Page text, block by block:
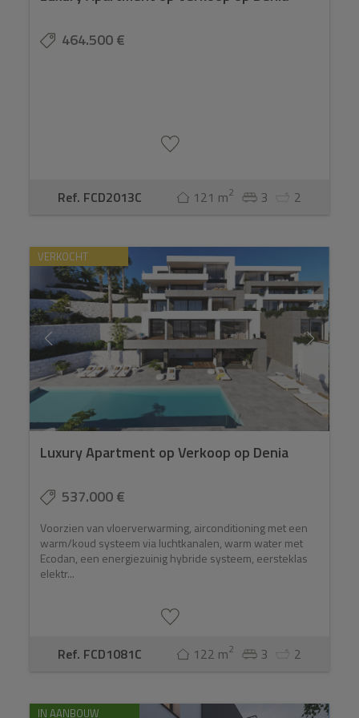
464.500 €
Ref. FCD2013C 121 m2 3 2
VERKOCHT
Luxury Apartment op Verkoop op Denia
537.000 €
Voorzien van vloerverwarming, airconditioning met een
warm/koud systeem via luchtkanalen, warm water met
Ecodan, een energiezuinig hybride systeem, eersteklas
elektr...
Ref. FCD1081C 122 m2 3 2
IN AANBOUW